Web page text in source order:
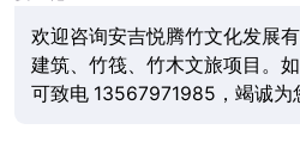
欢迎咨询安吉悦腾竹文化发展
建筑、竹筏、竹木文旅项目。
可致电 13567971985，竭诚为